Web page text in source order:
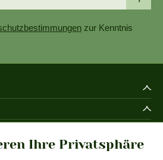
zur Kenntnis
Ihre Privatsphäre